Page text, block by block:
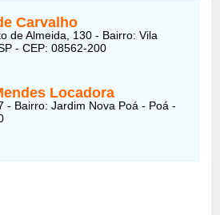
Carvalho
de Almeida, 130 - Bairro: Vila
- CEP: 08562-200
Locadora
- Bairro: Jardim Nova Poá - Poá -